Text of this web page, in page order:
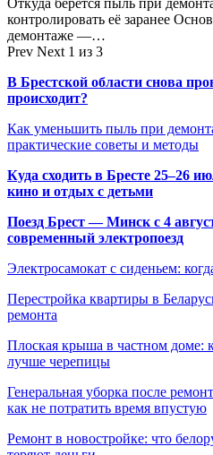
контролировать её заранее
демонтаже —…
Prev Next 1 из 3
В Брестской области снова
происходит?
Как уменьшить пыль при
практические советы и методы
Куда сходить в Бресте 25–26
кино и отдых с детьми
Поезд Брест — Минск с 4
современный электропоезд
Электросамокат с сиденьем:
Перестройка квартиры в
ремонта
Плоская крыша в частном доме:
лучше черепицы
Генеральная уборка после
как не потратить время впустую
Ремонт в новостройке: что